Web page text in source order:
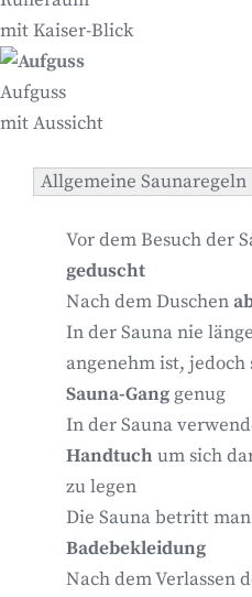
mit Kaiser-Blick
Aufguss
mit Aussicht
Allgemeine Saunaregeln
Vor dem Besuch der
geduscht
Nach dem Duschen
In der Sauna nie
angenehm ist, jedoch
Sauna-Gang genug
In der Sauna
Handtuch um sich
zu legen
Die Sauna betritt man
Badebekleidung
Nach dem Verlassen